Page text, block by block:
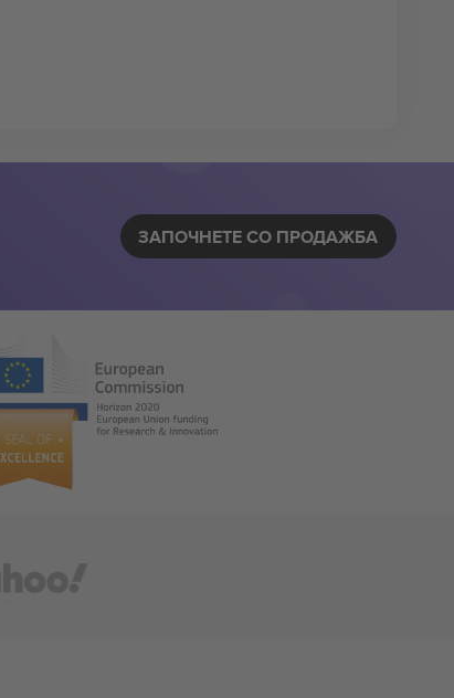
ЗАПОЧНЕТЕ СО ПРОДАЖБА